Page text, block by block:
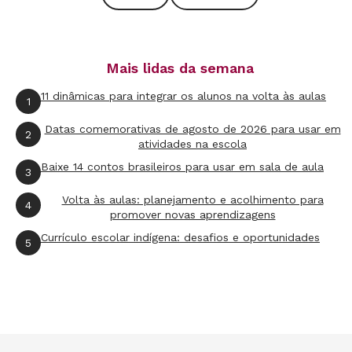
O local em que se cruzam corresponde ao zero
naval, é possível localizar no plano qualquer
ponto (identificado por uma letra), usando para
isso um par ordenado - escreve-se primeiro o
número correspondente à posição no eixo Y
seguido pelo relacionado ao eixo X, a exemplo
de: A (2,3).
Na etapa posterior, os estudantes aplicaram
essa ferramenta por meio de atividades
Mais lidas da semana
1 11 dinâmicas para integrar os alunos na volta às aulas
2
Datas comemorativas de agosto de 2026 para usar em
atividades na escola
3 Baixe 14 contos brasileiros para usar em sala de aula
4
Volta às aulas: planejamento e acolhimento para
promover novas aprendizagens
5 Currículo escolar indígena: desafios e oportunidades